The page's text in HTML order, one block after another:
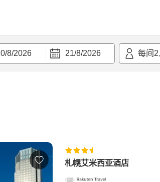
8/2026 21/8/2026 每间 2
札幌艾米西亚酒店